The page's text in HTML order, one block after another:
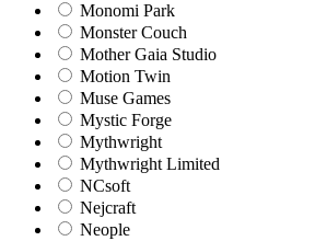
Monomi Park
Monster Couch
Mother Gaia Studio
Motion Twin
Muse Games
Mystic Forge
Mythwright
Mythwright Limited
NCsoft
Nejcraft
Neople